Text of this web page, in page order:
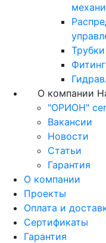
О компании
"ОРИОН"
Вакансии
Новости
Статьи
Гарантия
О компании
Проекты
Оплата и
Сертификаты
Гарантия